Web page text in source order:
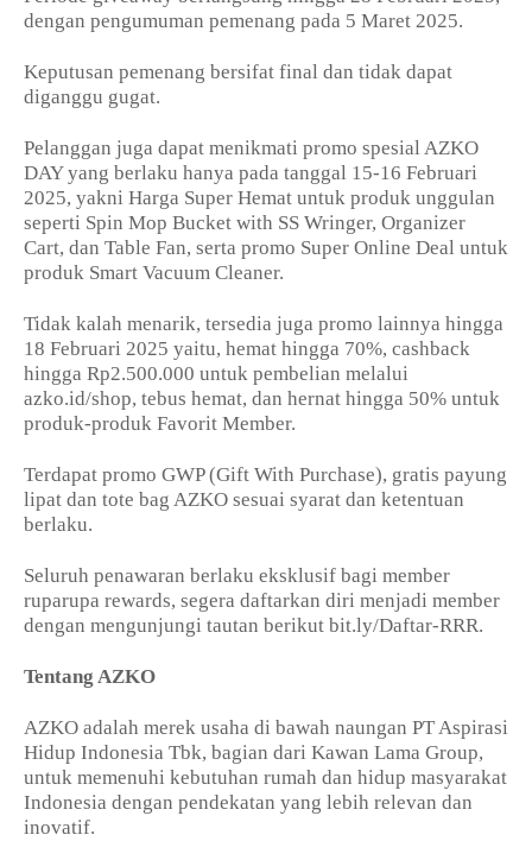
dengan pengumuman pemenang pada 5 Maret 2025.
Keputusan pemenang bersifat final dan tidak dapat
diganggu gugat.
Pelanggan juga dapat menikmati promo spesial AZKO
DAY yang berlaku hanya pada tanggal 15-16 Februari
2025, yakni Harga Super Hemat untuk produk unggulan
seperti Spin Mop Bucket with SS Wringer, Organizer
Cart, dan Table Fan, serta promo Super Online Deal untuk
produk Smart Vacuum Cleaner.
Tidak kalah menarik, tersedia juga promo lainnya hingga
18 Februari 2025 yaitu, hemat hingga 70%, cashback
hingga Rp2.500.000 untuk pembelian melalui
azko.id/shop, tebus hemat, dan hernat hingga 50% untuk
produk-produk Favorit Member.
Terdapat promo GWP (Gift With Purchase), gratis payung
lipat dan tote bag AZKO sesuai syarat dan ketentuan
berlaku.
Seluruh penawaran berlaku eksklusif bagi member
ruparupa rewards, segera daftarkan diri menjadi member
dengan mengunjungi tautan berikut bit.ly/Daftar-RRR.
Tentang AZKO
AZKO adalah merek usaha di bawah naungan PT Aspirasi
Hidup Indonesia Tbk, bagian dari Kawan Lama Group,
untuk memenuhi kebutuhan rumah dan hidup masyarakat
Indonesia dengan pendekatan yang lebih relevan dan
inovatif.